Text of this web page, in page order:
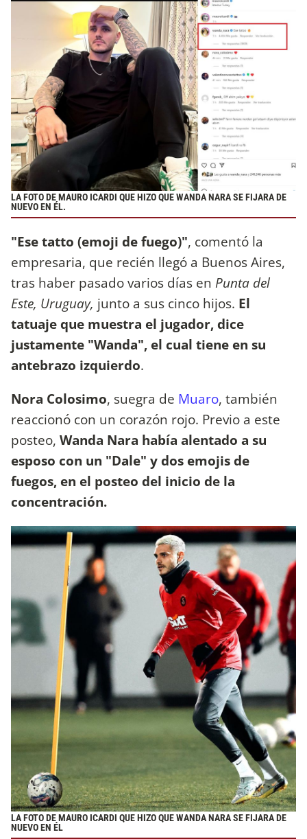
LA FOTO DE MAURO ICARDI QUE HIZO QUE WANDA NARA SE FIJARA DE
NUEVO EN ÉL.
"Ese tatto (emoji de fuego)", comentó la
empresaria, que recién llegó a Buenos Aires,
tras haber pasado varios días en Punta del
Este, Uruguay, junto a sus cinco hijos. El
tatuaje que muestra el jugador, dice
justamente "Wanda", el cual tiene en su
antebrazo izquierdo.
Nora Colosimo, suegra de Muaro, también
reaccionó con un corazón rojo. Previo a este
posteo, Wanda Nara había alentado a su
esposo con un "Dale" y dos emojis de
fuegos, en el posteo del inicio de la
concentración.
LA FOTO DE MAURO ICARDI QUE HIZO QUE WANDA NARA SE FIJARA DE
NUEVO EN ÉL